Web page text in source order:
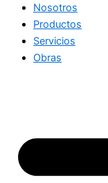
Nosotros
Productos
Servicios
Obras